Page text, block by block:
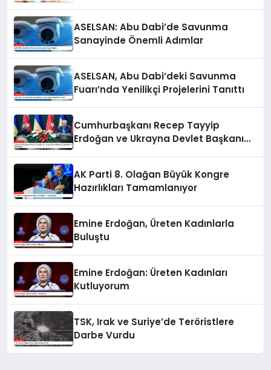
ASELSAN: Abu Dabi’de Savunma
Sanayinde Önemli Adımlar
ASELSAN, Abu Dabi’deki Savunma
Fuarı’nda Yenilikçi Projelerini Tanıttı
Cumhurbaşkanı Recep Tayyip
Erdoğan ve Ukrayna Devlet Başkanı
AK Parti 8. Olağan Büyük Kongre
Hazırlıkları Tamamlanıyor
Emine Erdoğan, Üreten Kadınlarla
Buluştu
Emine Erdoğan: Üreten Kadınları
Kutluyorum
TSK, Irak ve Suriye’de Teröristlere
Darbe Vurdu